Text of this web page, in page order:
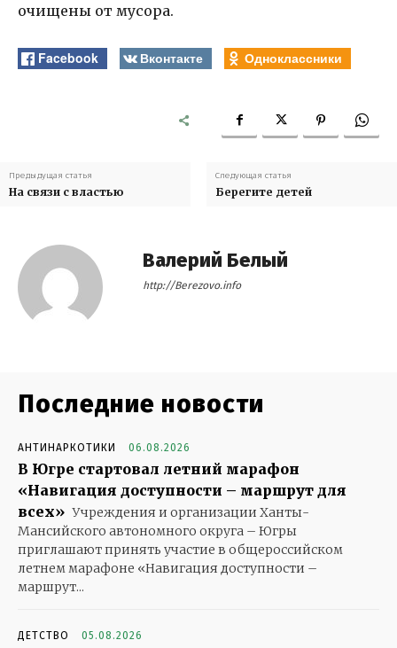
очищены от мусора.
Facebook Вконтакте Одноклассники
Предыдущая статья
На связи с властью
Следующая статья
Берегите детей
Валерий Белый
http://Berezovo.info
Последние новости
АНТИНАРКОТИКИ 06.08.2026
В Югре стартовал летний марафон
«Навигация доступности – маршрут для
всех» Учреждения и организации Ханты-
Мансийского автономного округа – Югры
приглашают принять участие в общероссийском
летнем марафоне «Навигация доступности –
маршрут...
ДЕТСТВО 05.08.2026